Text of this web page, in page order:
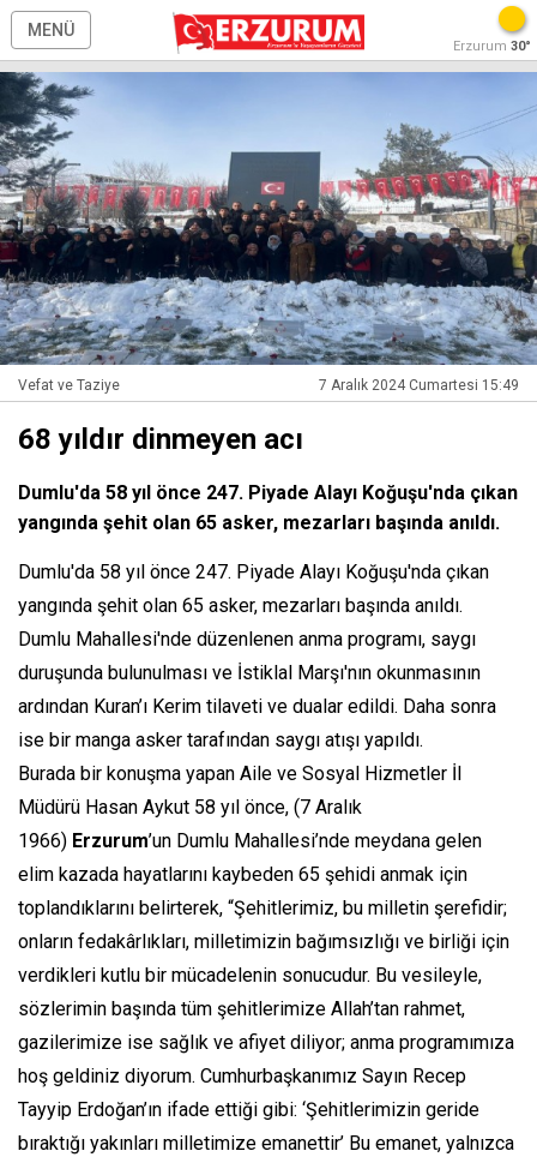
MENÜ
Erzurum 30°
Vefat ve Taziye 7 Aralık 2024 Cumartesi 15:49
68 yıldır dinmeyen acı
Dumlu'da 58 yıl önce 247. Piyade Alayı Koğuşu'nda çıkan
yangında şehit olan 65 asker, mezarları başında anıldı.
Dumlu'da 58 yıl önce 247. Piyade Alayı Koğuşu'nda çıkan
yangında şehit olan 65 asker, mezarları başında anıldı.
Dumlu Mahallesi'nde düzenlenen anma programı, saygı
duruşunda bulunulması ve İstiklal Marşı'nın okunmasının
ardından Kuran’ı Kerim tilaveti ve dualar edildi. Daha sonra
ise bir manga asker tarafından saygı atışı yapıldı.
Burada bir konuşma yapan Aile ve Sosyal Hizmetler İl
Müdürü Hasan Aykut 58 yıl önce, (7 Aralık
1966) Erzurum’un Dumlu Mahallesi’nde meydana gelen
elim kazada hayatlarını kaybeden 65 şehidi anmak için
toplandıklarını belirterek, “Şehitlerimiz, bu milletin şerefidir;
onların fedakârlıkları, milletimizin bağımsızlığı ve birliği için
verdikleri kutlu bir mücadelenin sonucudur. Bu vesileyle,
sözlerimin başında tüm şehitlerimize Allah’tan rahmet,
gazilerimize ise sağlık ve afiyet diliyor; anma programımıza
hoş geldiniz diyorum. Cumhurbaşkanımız Sayın Recep
Tayyip Erdoğan’ın ifade ettiği gibi: ‘Şehitlerimizin geride
bıraktığı yakınları milletimize emanettir’ Bu emanet, yalnızca